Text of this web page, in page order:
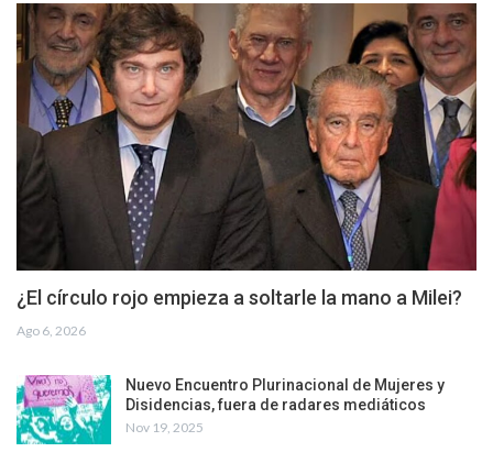
¿El círculo rojo empieza a soltarle la mano a Milei?
Ago 6, 2026
Nuevo Encuentro Plurinacional de Mujeres y
Disidencias, fuera de radares mediáticos
Nov 19, 2025